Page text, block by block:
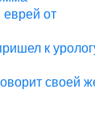
еврей от
к
своей